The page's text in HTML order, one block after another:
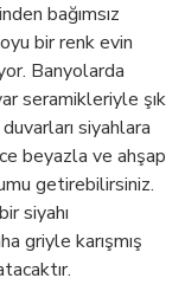
bağımsız
bir renk evin
Banyolarda
seramikleriyle şık
siyahlara
beyazla ve ahşap
getirebilirsiniz.
siyahı
griyle karışmış